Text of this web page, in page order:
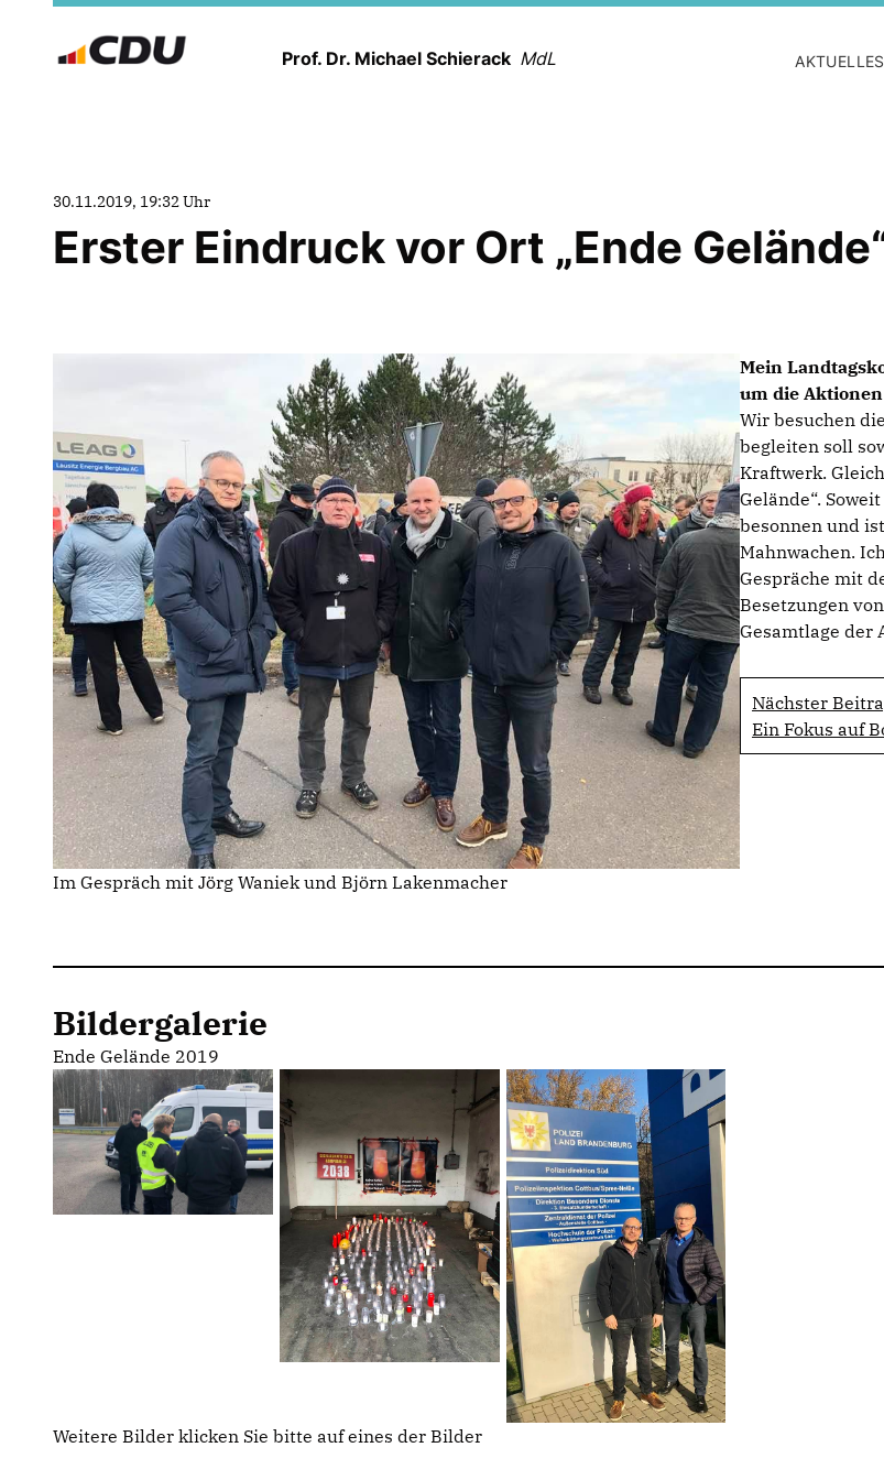
Prof. Dr. Michael Schierack MdL AKTUELLES
30.11.2019, 19:32 Uhr
Erster Eindruck vor Ort „Ende
Mein
um die Aktionen
Wir besuchen
begleiten soll
Kraftwerk.
Gelände“.
besonnen und
Mahnwachen.
Gespräche mit
Besetzungen
Gesamtlage der
Nächster
Ein Fokus auf
Im Gespräch mit Jörg Waniek und Björn Lakenmacher
Bildergalerie
Ende Gelände 2019
Weitere Bilder klicken Sie bitte auf eines der Bilder